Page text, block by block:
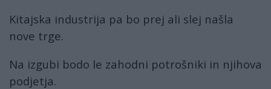
Kitajska industrija pa bo prej ali slej našla
nove trge.
Na izgubi bodo le zahodni potrošniki in njihova
podjetja.